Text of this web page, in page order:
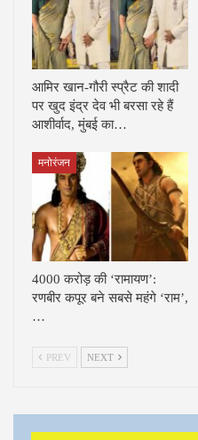
आमिर खान-गौरी स्प्रैट की शादी
पर खुद इंद्र देव भी बरसा रहे हैं
आशीर्वाद, मुंबई का…
मनोरंजन
4000 करोड़ की ‘रामायण’:
रणबीर कपूर बने सबसे महंगे ‘राम’,
…
PREV NEXT